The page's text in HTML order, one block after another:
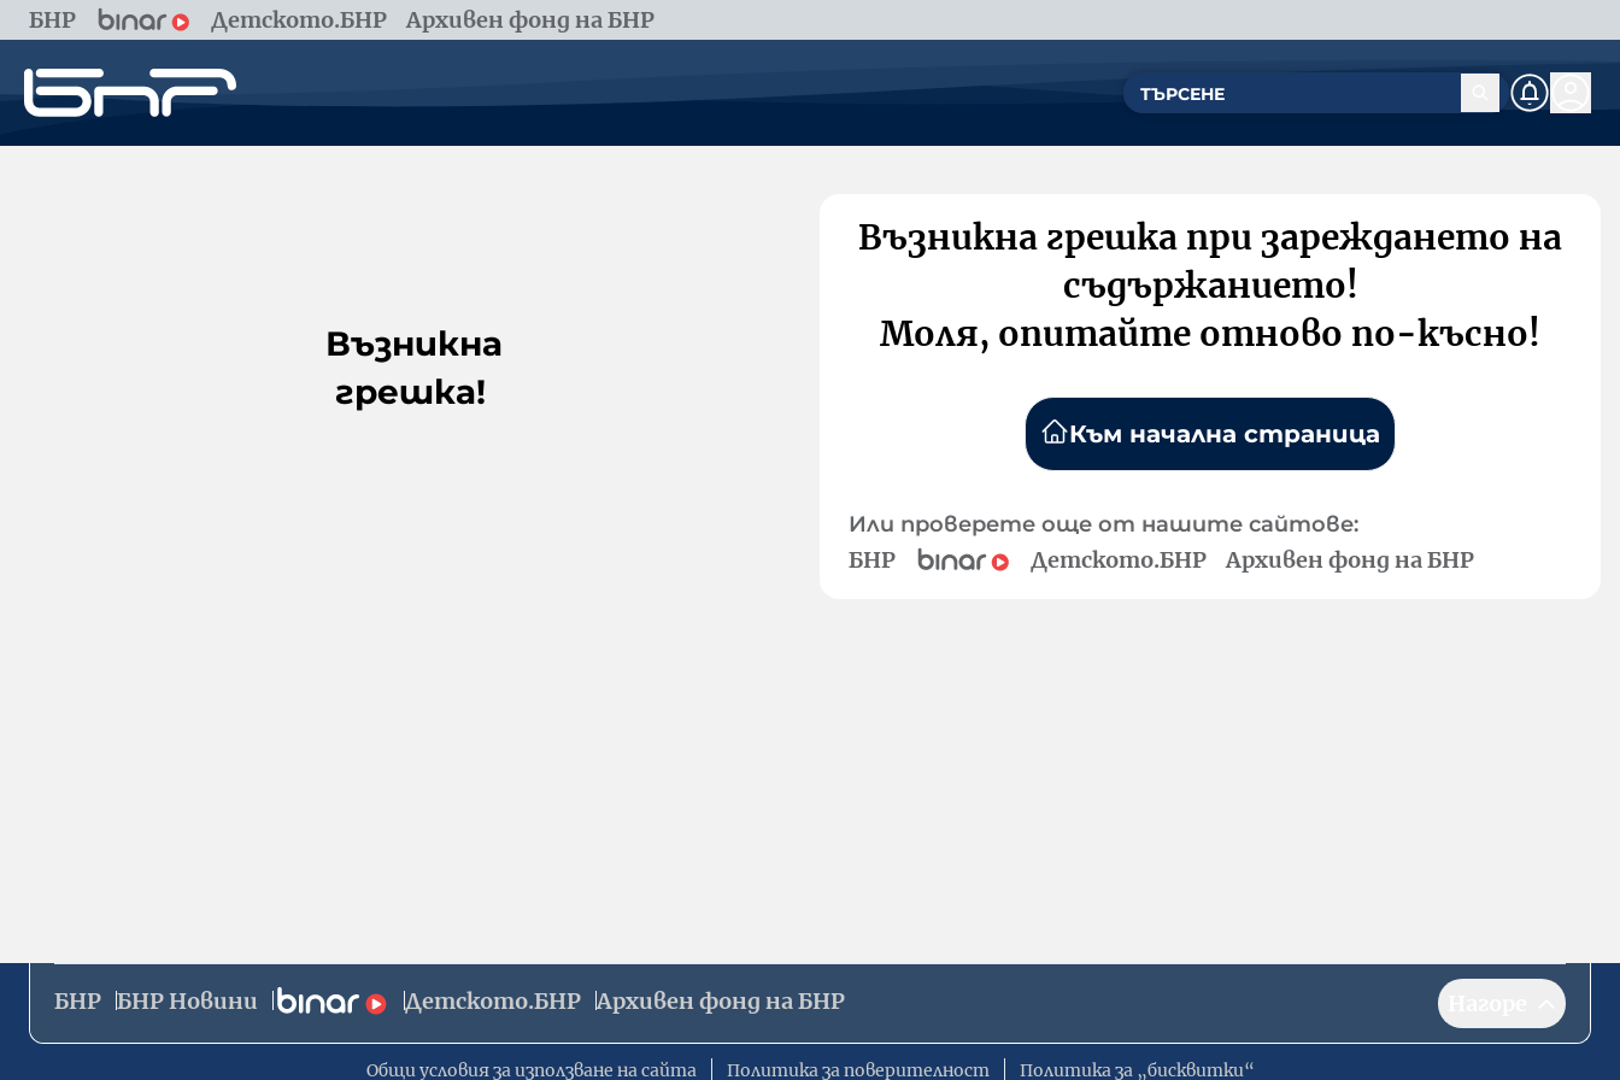
БНР Детското.БНР Архивен фонд на БНР
Възникна
грешка!
Възникна грешка при зареждането на
съдържанието!
Моля, опитайте отново по-късно!
Към начална страница
Или проверете още от нашите сайтове:
БНР Детското.БНР Архивен фонд на БНР
БНР БНР Новини Детското.БНР Архивен фонд на БНР
Общи условия за използване на сайта Политика за поверителност Политика за „бисквитки“